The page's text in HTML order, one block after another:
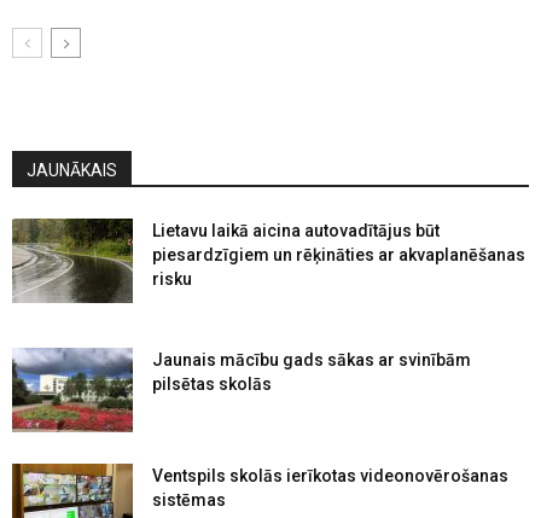
JAUNĀKAIS
Lietavu laikā aicina autovadītājus būt
piesardzīgiem un rēķināties ar akvaplanēšanas
risku
Jaunais mācību gads sākas ar svinībām
pilsētas skolās
Ventspils skolās ierīkotas videonovērošanas
sistēmas